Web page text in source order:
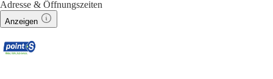
Adresse & Öffnungszeiten
Anzeigen